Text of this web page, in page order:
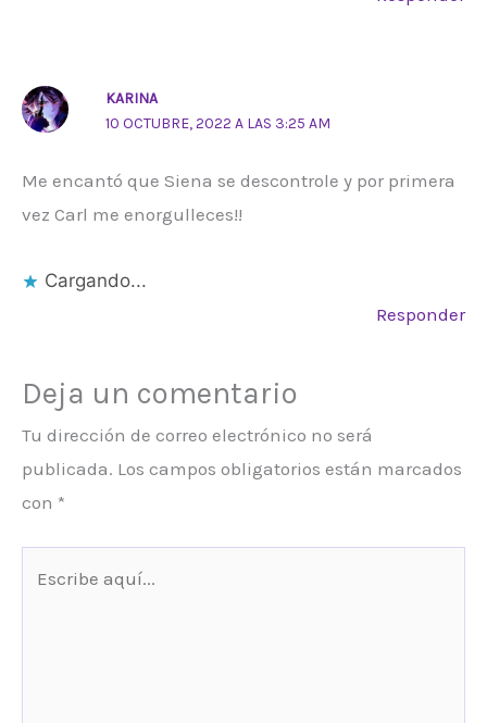
KARINA
10 OCTUBRE, 2022 A LAS 3:25 AM
Me encantó que Siena se descontrole y por primera
vez Carl me enorgulleces!!
Cargando...
Responder
Deja un comentario
Tu dirección de correo electrónico no será
publicada. Los campos obligatorios están marcados
con *